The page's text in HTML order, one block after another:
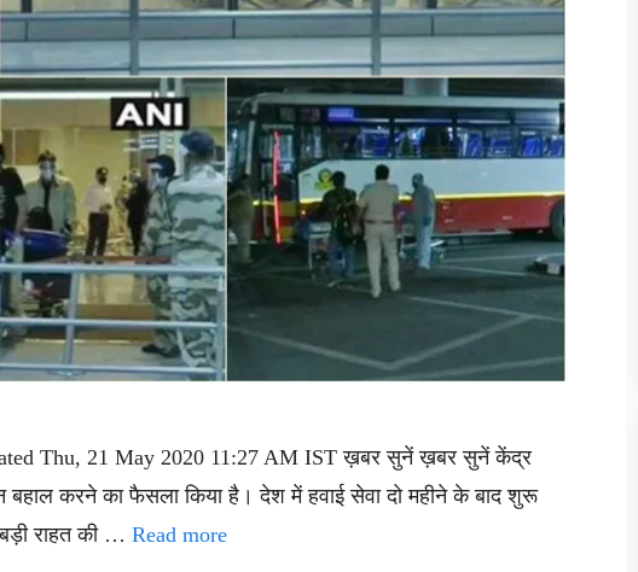
Thu, 21 May 2020 11:27 AM IST ख़बर सुनें ख़बर सुनें केंद्र
बहाल करने का फैसला किया है। देश में हवाई सेवा दो महीने के बाद शुरू
राहत की … Read more